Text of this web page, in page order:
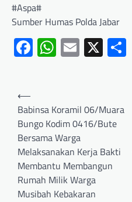
#Aspa#
Sumber Humas Polda Jabar
Facebook
WhatsApp
Email
X
⟵
Babinsa Koramil 06/Muara
Bungo Kodim 0416/Bute
Bersama Warga
Melaksanakan Kerja Bakti
Membantu Membangun
Rumah Milik Warga
Musibah Kebakaran